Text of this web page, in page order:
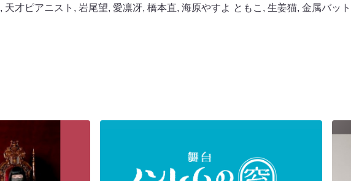
, 天才ピアニスト , 岩尾望, 愛凛冴, 橋本直, 海原やすよ ともこ , 生姜猫, 金属バット